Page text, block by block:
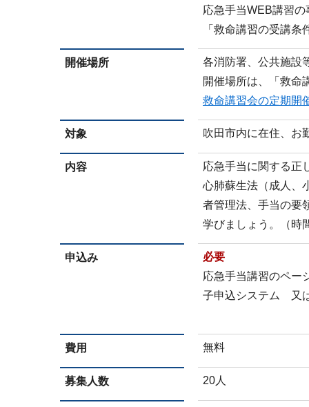
応急手当WEB講習
「救命講習の受講条
開催場所
各消防署、公共施設
開催場所は、「救命
救命講習会の定期開
対象 吹田市内に在住、お
内容
応急手当に関する正
心肺蘇生法（成人、
者管理法、手当の要
学びましょう。（時
申込み
必要
応急手当講習のペー
子申込システム 又
費用 無料
募集人数 20人